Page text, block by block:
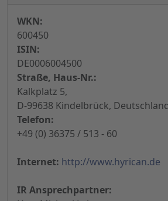
WKN:
600450
ISIN:
DE0006004500
Straße, Haus-Nr.:
Kalkplatz 5,
D-99638 Kindelbrück,
Telefon:
+49 (0) 36375 / 513 - 60
Internet: http://www.hyrican.de
IR Ansprechpartner: